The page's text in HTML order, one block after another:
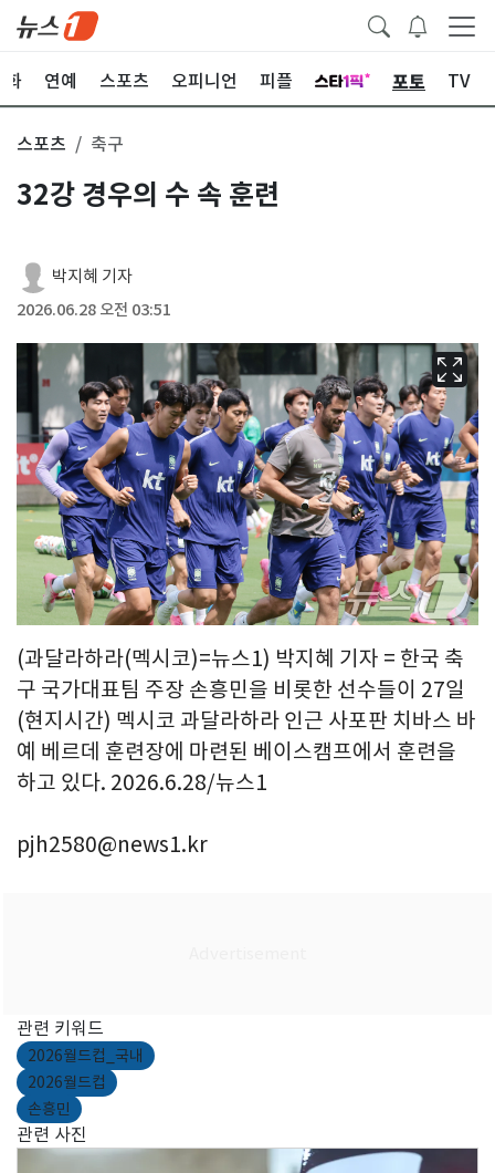
화 연예 스포츠 오피니언 피플 포토 TV
스포츠 축구
32강 경우의 수 속 훈련
박지혜 기자
2026.06.28 오전 03:51
(과달라하라(멕시코)=뉴스1) 박지혜 기자 = 한국 축
구 국가대표팀 주장 손흥민을 비롯한 선수들이 27일
(현지시간) 멕시코 과달라하라 인근 사포판 치바스 바
예 베르데 훈련장에 마련된 베이스캠프에서 훈련을
하고 있다. 2026.6.28/뉴스1
pjh2580@news1.kr
관련 키워드
2026월드컵_국내
2026월드컵
손흥민
관련 사진